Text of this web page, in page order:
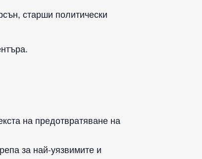
старши политически
на предотвратяване на
за най-уязвимите и